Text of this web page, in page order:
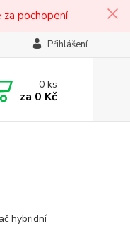
pochopení
Přihlášení
0ks
za 0 Kč
hybridní